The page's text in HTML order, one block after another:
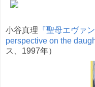
小谷真理 『聖母エヴァ
perspective on the
ス、1997年）